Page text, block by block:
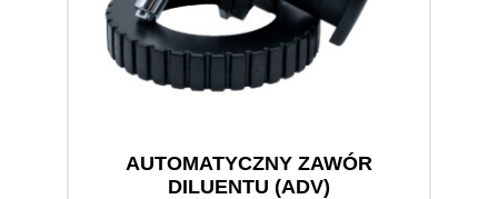
AUTOMATYCZNY ZAWÓR
DILUENTU (ADV)